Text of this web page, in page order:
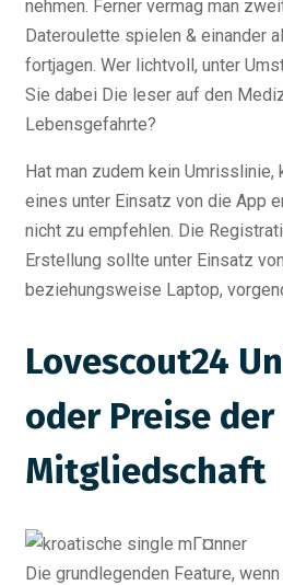
nehmen. Ferner vermag man
Dateroulette spielen & einander
fortjagen. Wer lichtvoll, unter
Sie dabei Die leser auf den
Lebensgefahrte?
Hat man zudem kein Umrisslinie,
eines unter Einsatz von die App
nicht zu empfehlen. Die
Erstellung sollte unter Einsatz
beziehungsweise Laptop,
Lovescout24
oder Preise der
Mitgliedschaft
Die grundlegenden Feature,